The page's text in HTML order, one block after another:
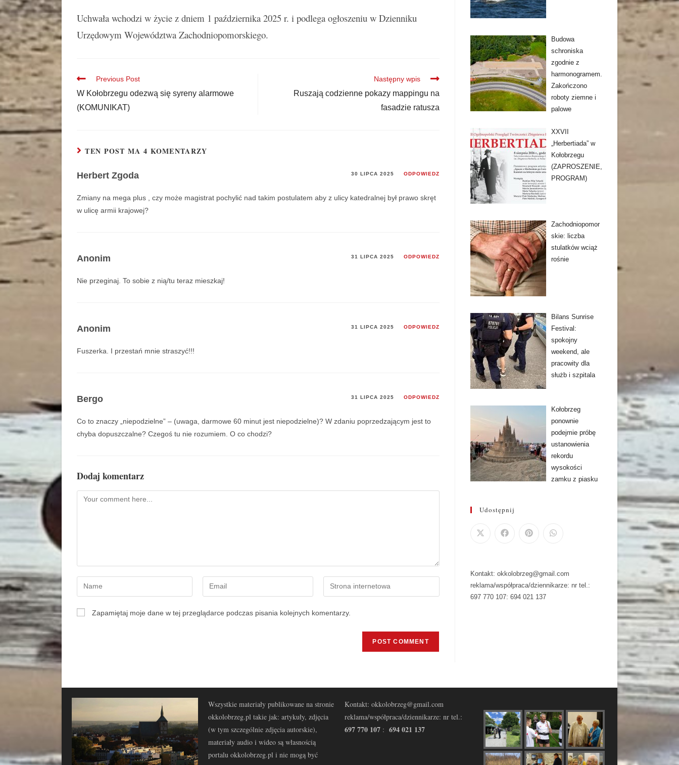
Uchwała wchodzi w życie z dniem 1 października 2025 r. i podlega ogłoszeniu w Dzienniku
Urzędowym Województwa Zachodniopomorskiego.
Previous Post
W Kołobrzegu odezwą się syreny alarmowe
(KOMUNIKAT)
Następny wpis
Ruszają codzienne pokazy mappingu na
fasadzie ratusza
TEN POST MA 4 KOMENTARZY
Herbert Zgoda 30 LIPCA 2025 ODPOWIEDZ
Zmiany na mega plus , czy może magistrat pochylić nad takim postulatem aby z ulicy katedralnej był prawo skręt
w ulicę armii krajowej?
Anonim 31 LIPCA 2025 ODPOWIEDZ
Nie przeginaj. To sobie z nią/tu teraz mieszkaj!
Anonim 31 LIPCA 2025 ODPOWIEDZ
Fuszerka. I przestań mnie straszyć!!!
Bergo 31 LIPCA 2025 ODPOWIEDZ
Co to znaczy „niepodzielne” – (uwaga, darmowe 60 minut jest niepodzielne)? W zdaniu poprzedzającym jest to
chyba dopuszczalne? Czegoś tu nie rozumiem. O co chodzi?
Dodaj komentarz
Zapamiętaj moje dane w tej przeglądarce podczas pisania kolejnych komentarzy.
Budowa
schroniska
zgodnie z
harmonogramem.
Zakończono
roboty ziemne i
palowe
XXVII
„Herbertiada” w
Kołobrzegu
(ZAPROSZENIE,
PROGRAM)
Zachodniopomor
skie: liczba
stulatków wciąż
rośnie
Bilans Sunrise
Festival:
spokojny
weekend, ale
pracowity dla
służb i szpitala
Kołobrzeg
ponownie
podejmie próbę
ustanowienia
rekordu
wysokości
zamku z piasku
Udostępnij
Kontakt: okkolobrzeg@gmail.com
reklama/współpraca/dziennikarze: nr tel.:
697 770 107: 694 021 137
Wszystkie materiały publikowane na stronie
okkolobrzeg.pl takie jak: artykuły, zdjęcia
(w tym szczególnie zdjęcia autorskie),
materiały audio i wideo są własnością
portalu okkolobrzeg.pl i nie mogą być
Kontakt: okkolobrzeg@gmail.com
reklama/współpraca/dziennikarze: nr tel.:
697 770 107 : 694 021 137